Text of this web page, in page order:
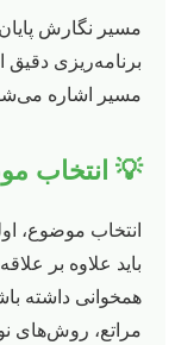
مسیر نگارش
برنامه‌ریزی دقیق
مسیر اشاره
💡 انتخاب
انتخاب موضوع،
باید علاوه بر
همخوانی داشته
مراتع، روش‌های